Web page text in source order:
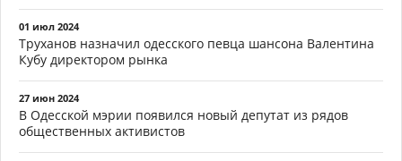
01 июл 2024
Труханов назначил одесского певца шансона Валентина
Кубу директором рынка
27 июн 2024
В Одесской мэрии появился новый депутат из рядов
общественных активистов